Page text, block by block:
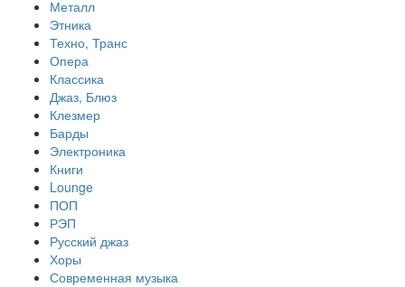
Металл
Этника
Техно, Транс
Опера
Классика
Джаз, Блюз
Клезмер
Барды
Электроника
Книги
Lounge
ПОП
РЭП
Русский джаз
Хоры
Современная музыка